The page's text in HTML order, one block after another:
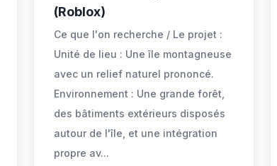
(Roblox)
Ce que l'on recherche / Le projet :
Unité de lieu : Une île montagneuse
avec un relief naturel prononcé.
Environnement : Une grande forêt,
des bâtiments extérieurs disposés
autour de l'île, et une intégration
propre av...